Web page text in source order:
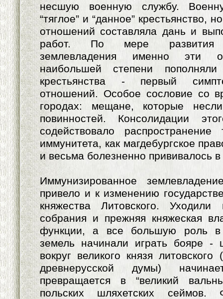
несшую военную службу.
“тяглое” и “данное” крестьянство,
отношений составляла дань и
работ. По мере развития
землевладения именно эти
наибольшей степени пополняли
крестьянства - первый
отношений. Особое сословие со
городах: мещане, которые
повинностей. Консолидации
содействовало распространение
иммунитета, как магдебургское
и весьма болезненно прививалось в
Иммунизированное
привело и к изменению
княжества Литовского.
собрания и прежняя княжеская
функции, а все большую роль в
земель начинали играть бояре -
вокруг великого князя
древнерусской думы)
превращается в “великий
польских шляхетских сеймов.